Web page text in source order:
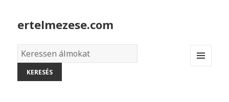
ertelmezese.com
Álmok
szótára